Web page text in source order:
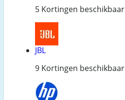
5 Kortingen beschikbaar
JBL
9 Kortingen beschikbaar